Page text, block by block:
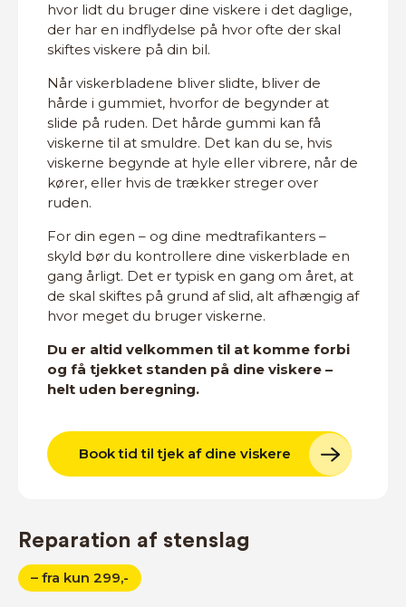
hvor lidt du bruger dine viskere i det daglige,
der har en indflydelse på hvor ofte der skal
skiftes viskere på din bil.
Når viskerbladene bliver slidte, bliver de
hårde i gummiet, hvorfor de begynder at
slide på ruden. Det hårde gummi kan få
viskerne til at smuldre. Det kan du se, hvis
viskerne begynde at hyle eller vibrere, når de
kører, eller hvis de trækker streger over
ruden.
For din egen – og dine medtrafikanters –
skyld bør du kontrollere dine viskerblade en
gang årligt. Det er typisk en gang om året, at
de skal skiftes på grund af slid, alt afhængig af
hvor meget du bruger viskerne.
Du er altid velkommen til at komme forbi
og få tjekket standen på dine viskere –
helt uden beregning.
Book tid til tjek af dine viskere
Reparation af stenslag
– fra kun 299,-